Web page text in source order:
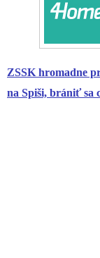
ZSSK hromadne
na Spiši, brániť sa